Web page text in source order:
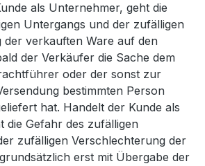
als Unternehmer, geht die
Untergangs und der zufälligen
der verkauften Ware auf den
der Verkäufer die Sache dem
oder der sonst zur
bestimmten Person
hat. Handelt der Kunde als
die Gefahr des zufälligen
zufälligen Verschlechterung der
erst mit Übergabe der